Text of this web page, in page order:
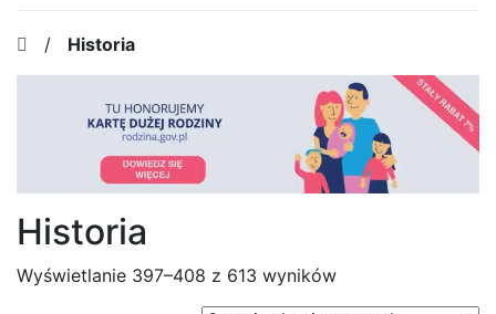
/ Historia
Historia
Wyświetlanie 397–408 z 613 wynikówPosortowane
według